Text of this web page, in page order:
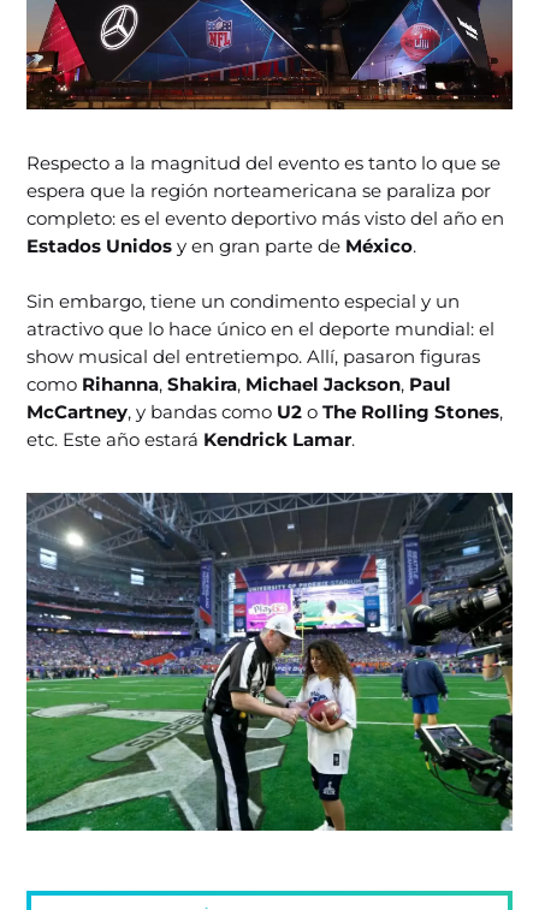
Respecto a la magnitud del evento es tanto lo que se
espera que la región norteamericana se paraliza por
completo: es el evento deportivo más visto del año en
Estados Unidos y en gran parte de México.
Sin embargo, tiene un condimento especial y un
atractivo que lo hace único en el deporte mundial: el
show musical del entretiempo. Allí, pasaron figuras
como Rihanna,Shakira, Michael Jackson, Paul
McCartney, y bandas como U2oThe Rolling Stones,
etc. Este año estará Kendrick Lamar.